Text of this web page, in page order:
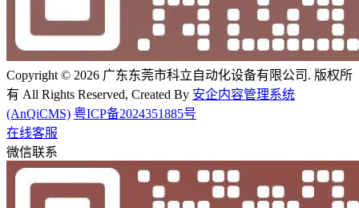
Copyright © 2026 广东东莞市科立自动化设备有限公司. 版权所
有 All Rights Reserved, Created By 安企内容管理系统
(AnQiCMS) 粤ICP备2024351885号
在线客服
微信联系